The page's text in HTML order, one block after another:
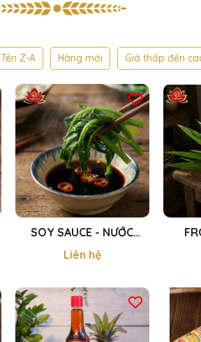
Tên Z-A Hàng mới Giá thấp đến
SOY SAUCE - NƯỚC
TƯƠNG ĐẬU NÀNH
500ml
Liên hệ